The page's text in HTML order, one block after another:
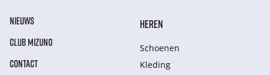
NIEUWS
CLUB MIZUNO
CONTACT
HEREN
Schoenen
Kleding